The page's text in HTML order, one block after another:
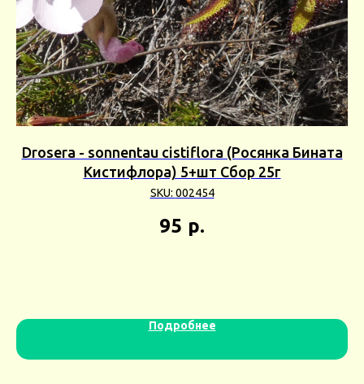
Drosera - sonnentau cistiflora (Росянка Бината
Кистифлора) 5+шт Сбор 25г
SKU: 002454
95 р.
Подробнее